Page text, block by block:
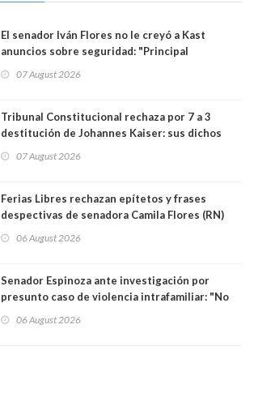
El senador Iván Flores no le creyó a Kast
anuncios sobre seguridad: "Principal
perseguir ruta del dinero y levantar secreto
07 August 2026
Tribunal Constitucional rechaza por 7 a 3
destitución de Johannes Kaiser: sus dichos
justicia constitucional porque no es diputado
07 August 2026
Ferias Libres rechazan epítetos y frases
despectivas de senadora Camila Flores (RN)
06 August 2026
Senador Espinoza ante investigación por
presunto caso de violencia intrafamiliar: "No
antecedentes a Tribunal Supremo
06 August 2026